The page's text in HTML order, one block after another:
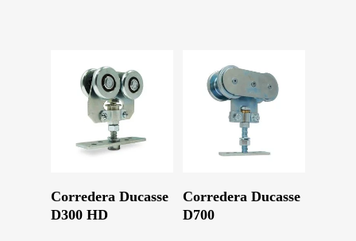
Corredera Ducasse
D300 HD
Corredera Ducasse
D700